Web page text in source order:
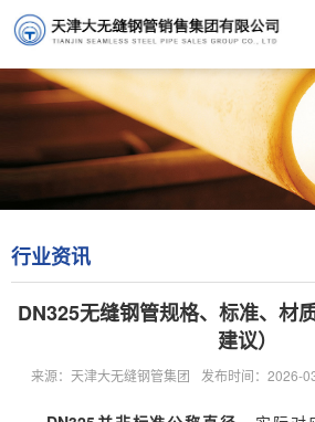
行业资讯
DN325无缝钢管规格、标准、材
建议）
来源：天津大无缝钢管集团 发布时间：2026-